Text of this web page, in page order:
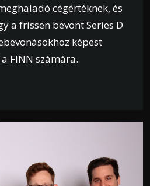
cégértéknek, és
a frissen bevont Series D
képest
FINN számára.